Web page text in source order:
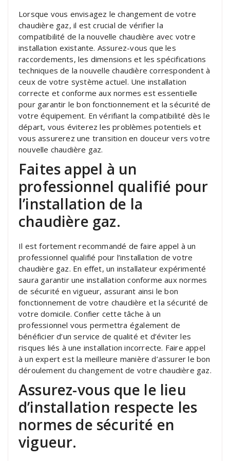
Lorsque vous envisagez le changement de votre
chaudière gaz, il est crucial de vérifier la
compatibilité de la nouvelle chaudière avec votre
installation existante. Assurez-vous que les
raccordements, les dimensions et les spécifications
techniques de la nouvelle chaudière correspondent à
ceux de votre système actuel. Une installation
correcte et conforme aux normes est essentielle
pour garantir le bon fonctionnement et la sécurité de
votre équipement. En vérifiant la compatibilité dès le
départ, vous éviterez les problèmes potentiels et
vous assurerez une transition en douceur vers votre
nouvelle chaudière gaz.
Faites appel à un
professionnel qualifié pour
l’installation de la
chaudière gaz.
Il est fortement recommandé de faire appel à un
professionnel qualifié pour l’installation de votre
chaudière gaz. En effet, un installateur expérimenté
saura garantir une installation conforme aux normes
de sécurité en vigueur, assurant ainsi le bon
fonctionnement de votre chaudière et la sécurité de
votre domicile. Confier cette tâche à un
professionnel vous permettra également de
bénéficier d’un service de qualité et d’éviter les
risques liés à une installation incorrecte. Faire appel
à un expert est la meilleure manière d’assurer le bon
déroulement du changement de votre chaudière gaz.
Assurez-vous que le lieu
d’installation respecte les
normes de sécurité en
vigueur.